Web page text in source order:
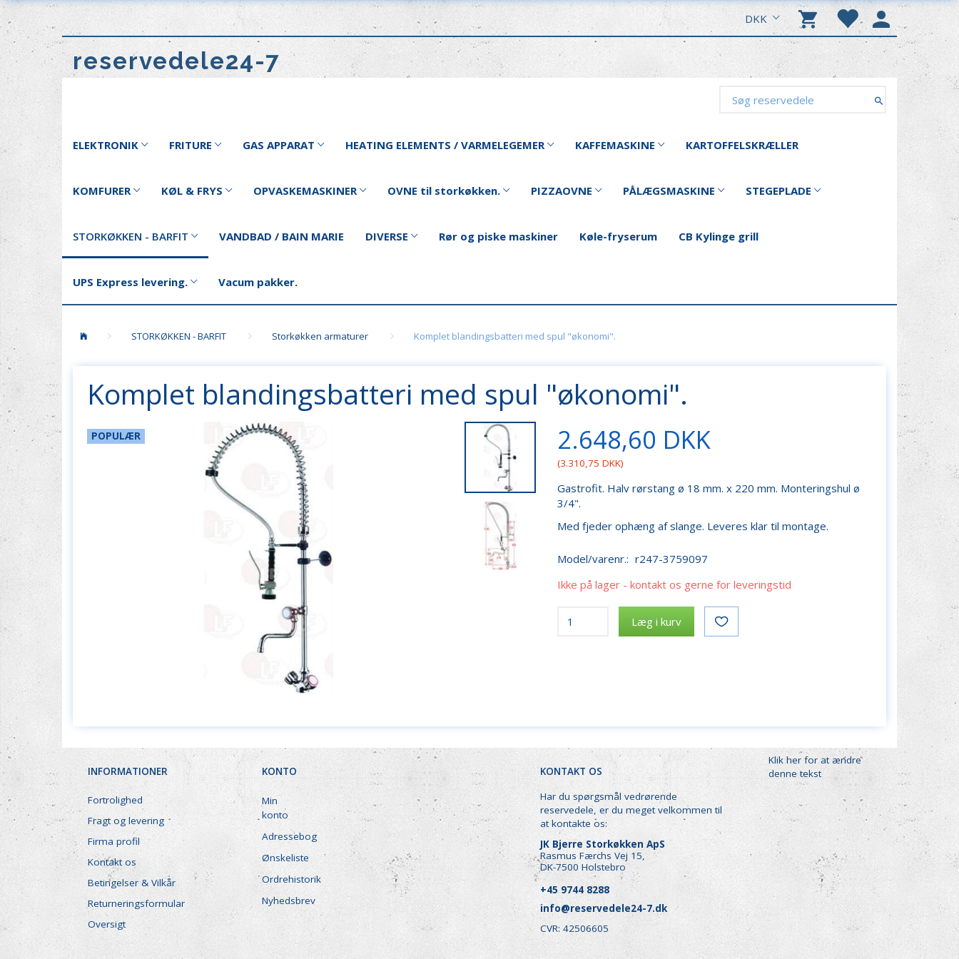
DKK
reservedele24-7
ELEKTRONIK FRITURE GAS APPARAT HEATING ELEMENTS / VARMELEGEMER KAFFEMASKINE KARTOFFELSKRÆLLER
KOMFURER KØL & FRYS OPVASKEMASKINER OVNE til storkøkken. PIZZAOVNE PÅLÆGSMASKINE STEGEPLADE
STORKØKKEN - BARFIT VANDBAD / BAIN MARIE DIVERSE Rør og piske maskiner Køle-fryserum CB Kylinge grill
UPS Express levering. Vacum pakker.
STORKØKKEN - BARFIT Storkøkken armaturer Komplet blandingsbatteri med spul "økonomi".
Komplet blandingsbatteri med spul "økonomi".
POPULÆR 2.648,60 DKK
(3.310,75 DKK)
Gastrofit. Halv rørstang ø 18 mm. x 220 mm. Monteringshul ø
3/4".
Med fjeder ophæng af slange. Leveres klar til montage.
Model/varenr.: r247-3759097
Ikke på lager - kontakt os gerne for leveringstid
Læg i kurv
INFORMATIONER
Fortrolighed
Fragt og levering
Firma profil
Kontakt os
Betingelser & Vilkår
Returneringsformular
Oversigt
KONTO
Min
konto
Adressebog
Ønskeliste
Ordrehistorik
Nyhedsbrev
KONTAKT OS
Har du spørgsmål vedrørende
reservedele, er du meget velkommen til
at kontakte os:
JK Bjerre Storkøkken ApS
Rasmus Færchs Vej 15,
DK-7500 Holstebro
+45 9744 8288
info@reservedele24-7.dk
CVR: 42506605
Klik her for at ændre
denne tekst